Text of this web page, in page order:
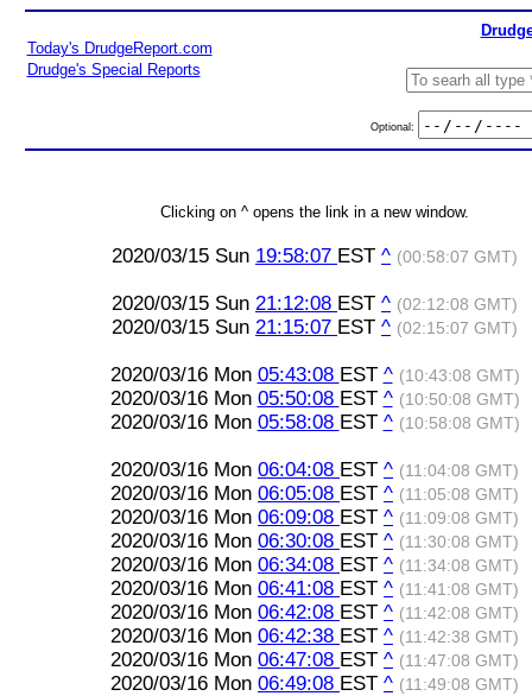
Today's DrudgeReport.com
Drudge's Special Reports
Optional:
Clicking on ^ opens the link in a new window.
2020/03/15 Sun 19:58:07 EST ^ (00:58:07 GMT)
2020/03/15 Sun 21:12:08 EST ^ (02:12:08 GMT)
2020/03/15 Sun 21:15:07 EST ^ (02:15:07 GMT)
2020/03/16 Mon 05:43:08 EST ^ (10:43:08 GMT)
2020/03/16 Mon 05:50:08 EST ^ (10:50:08 GMT)
2020/03/16 Mon 05:58:08 EST ^ (10:58:08 GMT)
2020/03/16 Mon 06:04:08 EST ^ (11:04:08 GMT)
2020/03/16 Mon 06:05:08 EST ^ (11:05:08 GMT)
2020/03/16 Mon 06:09:08 EST ^ (11:09:08 GMT)
2020/03/16 Mon 06:30:08 EST ^ (11:30:08 GMT)
2020/03/16 Mon 06:34:08 EST ^ (11:34:08 GMT)
2020/03/16 Mon 06:41:08 EST ^ (11:41:08 GMT)
2020/03/16 Mon 06:42:08 EST ^ (11:42:08 GMT)
2020/03/16 Mon 06:42:38 EST ^ (11:42:38 GMT)
2020/03/16 Mon 06:47:08 EST ^ (11:47:08 GMT)
2020/03/16 Mon 06:49:08 EST ^ (11:49:08 GMT)